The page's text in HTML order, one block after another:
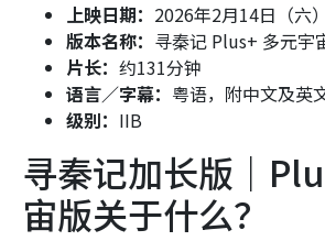
上映日期： 2026年2月14日（六
版本名称： 寻秦记 Plus+ 多元宇
片长： 约131分钟
语言／字幕： 粤语，附中文及英
级别： IIB
寻秦记加长版｜
宙版关于什么？